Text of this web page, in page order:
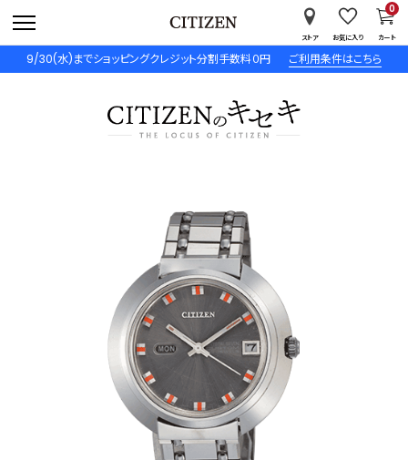
9/30(水)までショッピングクレジット分割手数料０円 ご利用条件はこちら
ストア お気に入り カート
0